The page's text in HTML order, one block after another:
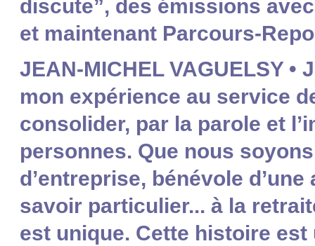
discute”, des émissions
et maintenant Parcours-
JEAN-MICHEL VAGUELSY
mon expérience au service
consolider, par la parole et
personnes. Que nous
d’entreprise, bénévole
savoir particulier... à la
est unique. Cette histoire